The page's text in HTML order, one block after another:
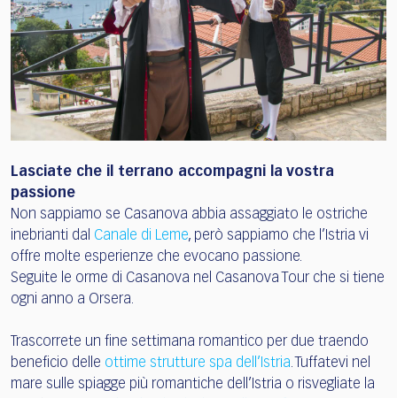
Lasciate che il terrano accompagni la vostra
passione
Non sappiamo se Casanova abbia assaggiato le ostriche
inebrianti dal Canale di Leme, però sappiamo che l’Istria vi
offre molte esperienze che evocano passione.
Seguite le orme di Casanova nel Casanova Tour che si tiene
ogni anno a Orsera.
Trascorrete un fine settimana romantico per due traendo
beneficio delle ottime strutture spa dell’Istria. Tuffatevi nel
mare sulle spiagge più romantiche dell’Istria o risvegliate la